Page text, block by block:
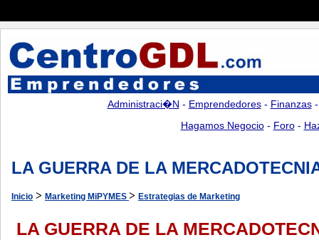
Administraci�n - Emprendedores- Finanzas
Hagamos Negocio- Foro-
LA GUERRA DE LA
Inicio > Marketing MiPYMES > Estrategias de Marketing
LA GUERRA DE LA